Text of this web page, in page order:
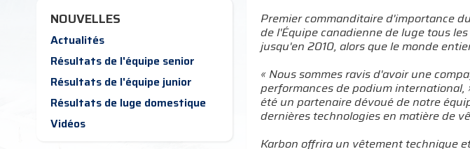
NOUVELLES
Actualités
Résultats de l'équipe senior
Résultats de l'équipe junior
Résultats de luge domestique
Vidéos
Premier commanditaire d'importance
de l'Équipe canadienne de luge tous
jusqu'en 2010, alors que le monde
« Nous sommes ravis d'avoir une
performances de podium international,
été un partenaire dévoué de notre
dernières technologies en matière de
Karbon offrira un vêtement technique